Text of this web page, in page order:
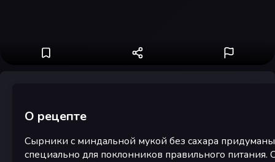
О рецепте
Сырники с миндальной мукой без сахара придуманы
специально для поклонников правильного питания.